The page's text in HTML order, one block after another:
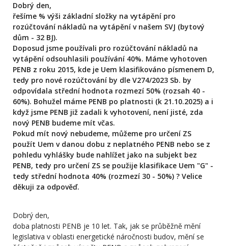
Dobrý den,
řešíme % výši základní složky na vytápění pro
rozúčtování nákladů na vytápění v našem SVJ (bytový
dům - 32 BJ).
Doposud jsme používali pro rozúčtování nákladů na
vytápění odsouhlasili používání 40%. Máme vyhotoven
PENB z roku 2015, kde je Uem klasifikováno písmenem D,
tedy pro nové rozúčtování by dle V274/2023 Sb. by
odpovídala střední hodnota rozmezí 50% (rozsah 40 -
60%). Bohužel máme PENB po platnosti (k 21.10.2025) a i
když jsme PENB již zadali k vyhotovení, není jisté, zda
nový PENB budeme mít včas.
Pokud mít nový nebudeme, můžeme pro určení ZS
použít Uem v danou dobu z neplatného PENB nebo se z
pohledu vyhlášky bude nahlížet jako na subjekt bez
PENB, tedy pro určení ZS se použije klasifikace Uem "G" -
tedy střední hodnota 40% (rozmezí 30 - 50%) ? Velice
děkuji za odpověď.
Dobrý den,
doba platnosti PENB je 10 let. Tak, jak se průběžně mění
legislativa v oblasti energetické náročnosti budov, mění se